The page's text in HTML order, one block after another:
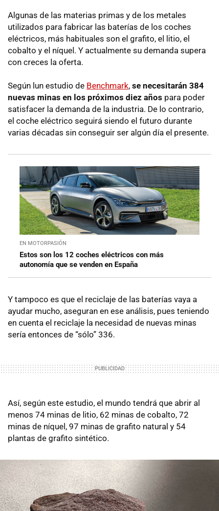
Algunas de las materias primas y de los metales
utilizados para fabricar las baterías de los coches
eléctricos, más habituales son el grafito, el litio, el
cobalto y el níquel. Y actualmente su demanda supera
con creces la oferta.
Según lun estudio de Benchmark, se necesitarán 384
nuevas minas en los próximos diez años para poder
satisfacer la demanda de la industria. De lo contrario,
el coche eléctrico seguirá siendo el futuro durante
varias décadas sin conseguir ser algún día el presente.
EN MOTORPASIÓN
Estos son los 12 coches eléctricos con más
autonomía que se venden en España
Y tampoco es que el reciclaje de las baterías vaya a
ayudar mucho, aseguran en ese análisis, pues teniendo
en cuenta el reciclaje la necesidad de nuevas minas
sería entonces de “sólo” 336.
Así, según este estudio, el mundo tendrá que abrir al
menos 74 minas de litio, 62 minas de cobalto, 72
minas de níquel, 97 minas de grafito natural y 54
plantas de grafito sintético.